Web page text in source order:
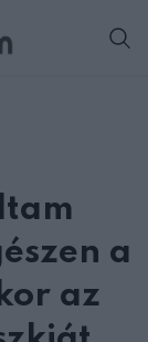
a
az